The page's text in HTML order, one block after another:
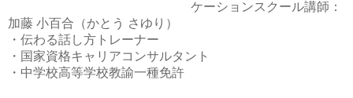
ケーションスクール講師：
加藤 小百合（かとう さゆり）
・伝わる話し方トレーナー
・国家資格キャリアコンサルタント
・中学校高等学校教諭一種免許